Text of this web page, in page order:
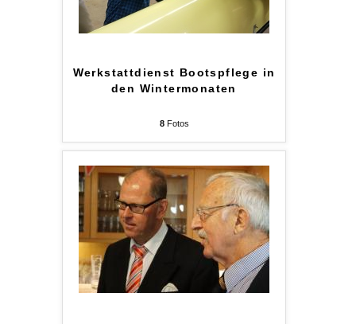
Werkstattdienst Bootspflege in
den Wintermonaten
8Fotos